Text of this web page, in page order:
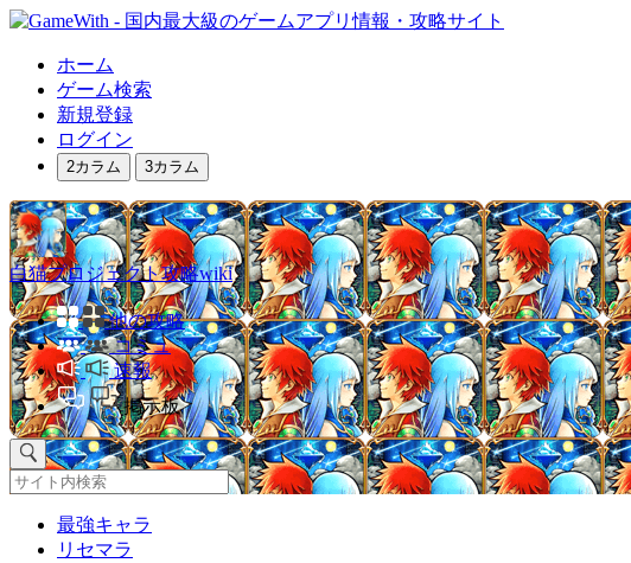
ホーム
ゲーム検索
新規登録
ログイン
2カラム 3カラム
白猫プロジェクト攻略wiki
他の攻略
コミュ
速報
掲示板
最強キャラ
リセマラ